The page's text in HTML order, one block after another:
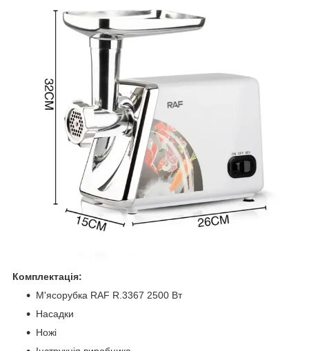
Комплектація:
М'ясорубка RAF R.3367 2500 Вт
Насадки
Ножі